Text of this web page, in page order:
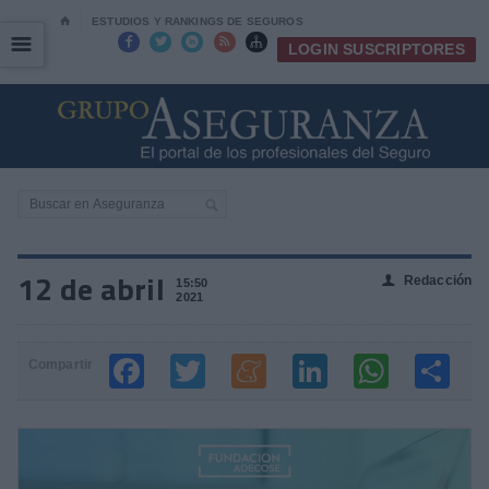
⌂ ESTUDIOS Y RANKINGS DE SEGUROS
     LOGIN SUSCRIPTORES
☰
☰
12 de abril
15:50
2021
👤 Redacción